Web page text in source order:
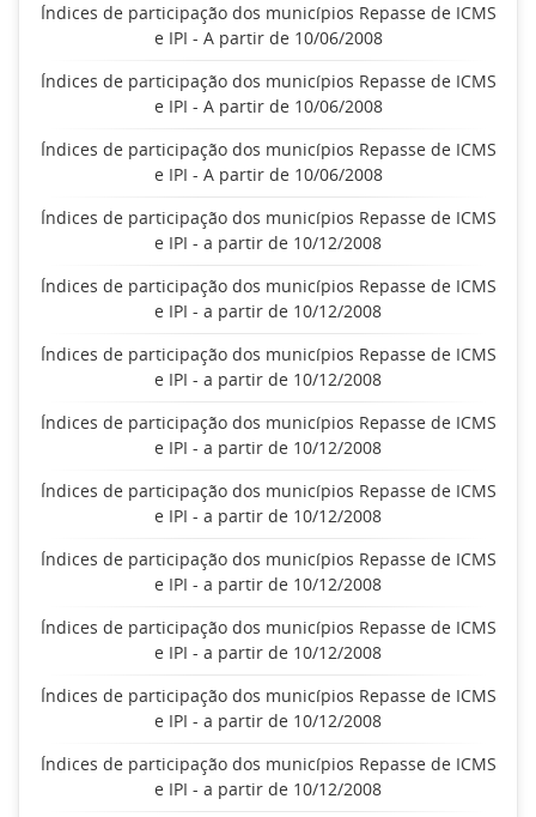
Índices de participação dos municípios Repasse de ICMS
e IPI - A partir de 10/06/2008
Índices de participação dos municípios Repasse de ICMS
e IPI - A partir de 10/06/2008
Índices de participação dos municípios Repasse de ICMS
e IPI - A partir de 10/06/2008
Índices de participação dos municípios Repasse de ICMS
e IPI - a partir de 10/12/2008
Índices de participação dos municípios Repasse de ICMS
e IPI - a partir de 10/12/2008
Índices de participação dos municípios Repasse de ICMS
e IPI - a partir de 10/12/2008
Índices de participação dos municípios Repasse de ICMS
e IPI - a partir de 10/12/2008
Índices de participação dos municípios Repasse de ICMS
e IPI - a partir de 10/12/2008
Índices de participação dos municípios Repasse de ICMS
e IPI - a partir de 10/12/2008
Índices de participação dos municípios Repasse de ICMS
e IPI - a partir de 10/12/2008
Índices de participação dos municípios Repasse de ICMS
e IPI - a partir de 10/12/2008
Índices de participação dos municípios Repasse de ICMS
e IPI - a partir de 10/12/2008